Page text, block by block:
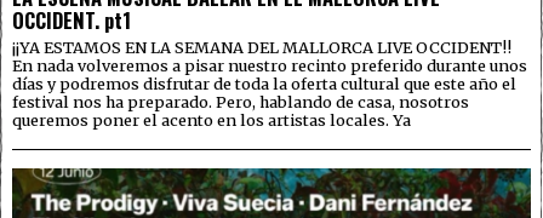
OCCIDENT. pt1
¡¡YA ESTAMOS EN LA SEMANA DEL MALLORCA LIVE OCCIDENT!!
En nada volveremos a pisar nuestro recinto preferido durante unos
días y podremos disfrutar de toda la oferta cultural que este año el
festival nos ha preparado. Pero, hablando de casa, nosotros
queremos poner el acento en los artistas locales. Ya